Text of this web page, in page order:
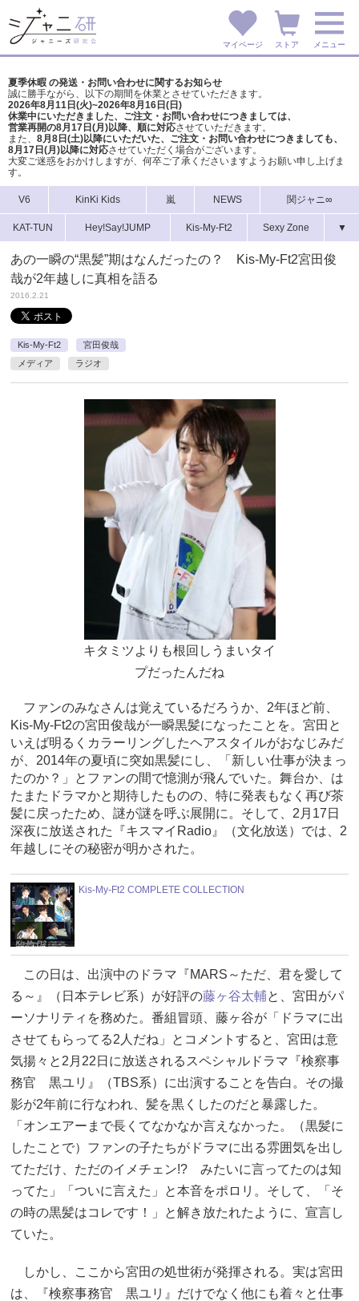
マイページ ストア メニュー
夏季休暇 の発送・お問い合わせに関するお知らせ
誠に勝手ながら、以下の期間を休業とさせていただきます。
2026年8月11日(火)~2026年8月16日(日)
休業中にいただきました、ご注文・お問い合わせにつきましては、
営業再開の8月17日(月)以降、順に対応させていただきます。
また、 8月8日(土)以降にいただいた、ご注文・ お問い合わせにつきましても、
8月17日(月)以降に対応させていただく場合がございます。
大変ご迷惑をおかけしますが、 何卒ご了承くださいますようお願い申し上げま
す。
V6 KinKi Kids 嵐 NEWS 関ジャニ∞
KAT-TUN Hey!Say!JUMP Kis-My-Ft2 Sexy Zone ▼
あの一瞬の“黒髪”期はなんだったの？ Kis-My-Ft2宮田俊
哉が2年越しに真相を語る
2016.2.21
Kis-My-Ft2
宮田俊哉
メディア
ラジオ
キタミツよりも根回しうまいタイ
プだったんだね
ファンのみなさんは覚えているだろうか、2年ほど前、
Kis-My-Ft2の宮田俊哉が一瞬黒髪になったことを。宮田と
いえば明るくカラーリングしたヘアスタイルがおなじみだ
が、2014年の夏頃に突如黒髪にし、「新しい仕事が決まっ
たのか？」とファンの間で憶測が飛んでいた。舞台か、は
たまたドラマかと期待したものの、特に発表もなく再び茶
髪に戻ったため、謎が謎を呼ぶ展開に。そして、2月17日
深夜に放送された『キスマイRadio』（文化放送）では、2
年越しにその秘密が明かされた。
Kis-My-Ft2 COMPLETE COLLECTION
この日は、出演中のドラマ『MARS～ただ、君を愛して
る～』（日本テレビ系）が好評の藤ヶ谷太輔と、宮田がパ
ーソナリティを務めた。番組冒頭、藤ヶ谷が「ドラマに出
させてもらってる2人だね」とコメントすると、宮田は意
気揚々と2月22日に放送されるスペシャルドラマ『検察事
務官 黒ユリ』（TBS系）に出演することを告白。その撮
影が2年前に行なわれ、髪を黒くしたのだと暴露した。
「オンエアーまで長くてなかなか言えなかった。（黒髪に
したことで）ファンの子たちがドラマに出る雰囲気を出し
てただけ、ただのイメチェン!? みたいに言ってたのは知
ってた」「ついに言えた」と本音をポロリ。そして、「そ
の時の黒髪はコレです！」と解き放たれたように、宣言し
ていた。
しかし、ここから宮田の処世術が発揮される。実は宮田
は、『検察事務官 黒ユリ』だけでなく他にも着々と仕事